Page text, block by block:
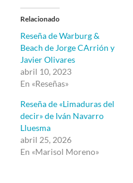
Relacionado
Reseña de Warburg &
Beach de Jorge CArrión y
Javier Olivares
abril 10, 2023
En «Reseñas»
Reseña de «Limaduras del
decir» de Iván Navarro
Lluesma
abril 25, 2026
En «Marisol Moreno»